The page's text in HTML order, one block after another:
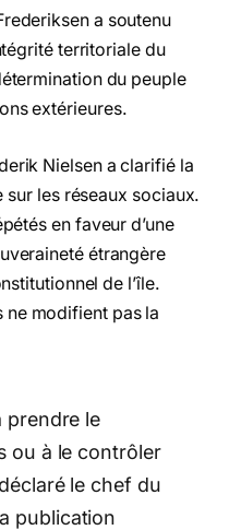
a soutenu
territoriale du
du peuple
extérieures.
Nielsen a clarifié la
les réseaux sociaux.
en faveur d’une
étrangère
de l’île.
ne modifient pas la
prendre le
ou à le contrôler
le chef du
publication